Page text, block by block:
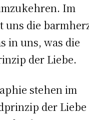
Im
uns die
in uns, was die
der Liebe.
stehen im
der